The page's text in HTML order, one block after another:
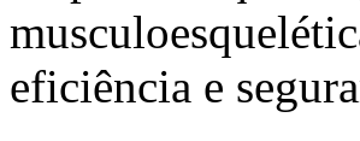
eficiência e